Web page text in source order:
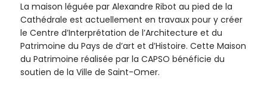
La maison léguée par Alexandre Ribot au pied de la
Cathédrale est actuellement en travaux pour y créer
le Centre d’Interprétation de l’Architecture et du
Patrimoine du Pays de d’art et d’Histoire. Cette Maison
du Patrimoine réalisée par la CAPSO bénéficie du
soutien de la Ville de Saint-Omer.